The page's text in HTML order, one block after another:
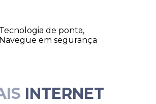
Tecnologia de ponta,
Navegue em segurança
INTERNET